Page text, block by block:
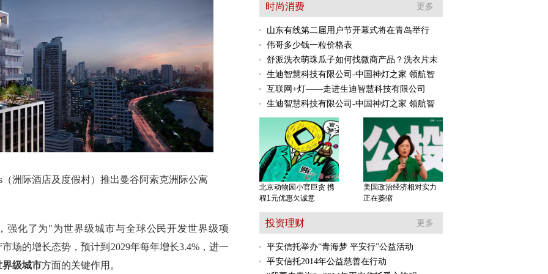
（洲际酒店及度假村）推出曼谷阿索克洲际公寓
强化了为"为世界级城市与全球公民开发世界级项
场的增长态势，预计到2029年每年增长3.4%，进一
界级城市方面的关键作用。
民生银行汇票式贷款上
演罗生门
时尚消费 更多
山东有线第二届用户节开幕式将在青岛举行
伟哥多少钱一粒价格表
舒派洗衣萌珠瓜子如何找微商产品？洗衣片未
生迪智慧科技有限公司-中国神灯之家 领航智
互联网+灯——走进生迪智慧科技有限公司
生迪智慧科技有限公司-中国神灯之家 领航智
美国政治经济相对实力
正在萎缩
北京动物园小官巨贪 携
程1元优惠欠诚意
投资理财 更多
平安信托举办“青海梦 平安行”公益活动
平安信托2014年公益慈善在行动